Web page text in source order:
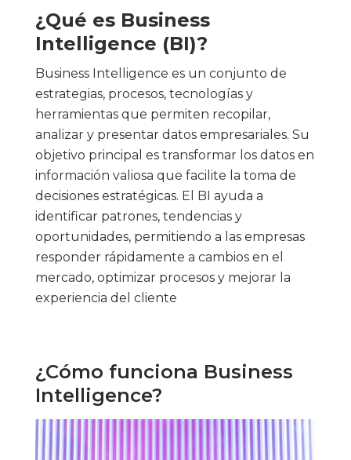
¿Qué es Business
Intelligence (BI)?
Business Intelligence es un conjunto de
estrategias, procesos, tecnologías y
herramientas que permiten recopilar,
analizar y presentar datos empresariales. Su
objetivo principal es transformar los datos en
información valiosa que facilite la toma de
decisiones estratégicas. El BI ayuda a
identificar patrones, tendencias y
oportunidades, permitiendo a las empresas
responder rápidamente a cambios en el
mercado, optimizar procesos y mejorar la
experiencia del cliente
¿Cómo funciona Business
Intelligence?